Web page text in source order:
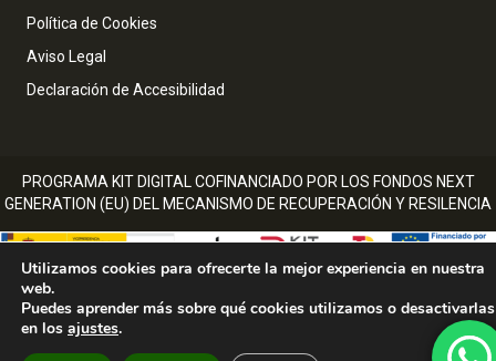
Política de Cookies
Aviso Legal
Declaración de Accesibilidad
PROGRAMA KIT DIGITAL COFINANCIADO POR LOS FONDOS NEXT
GENERATION (EU) DEL MECANISMO DE RECUPERACIÓN Y RESILENCIA
Utilizamos cookies para ofrecerte la mejor experiencia en nuestra
web.
Puedes aprender más sobre qué cookies utilizamos o desactivarlas
en los ajustes.